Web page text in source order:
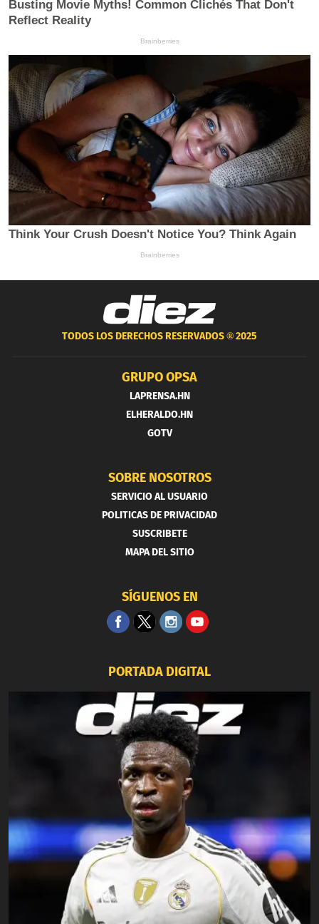
TODOS LOS DERECHOS RESERVADOS ®2025
GRUPO OPSA
LAPRENSA.HN
ELHERALDO.HN
GOTV
SOBRE NOSOTROS
SERVICIO AL USUARIO
POLITICAS DE PRIVACIDAD
SUSCRIBETE
MAPA DEL SITIO
SÍGUENOS EN
PORTADA DIGITAL